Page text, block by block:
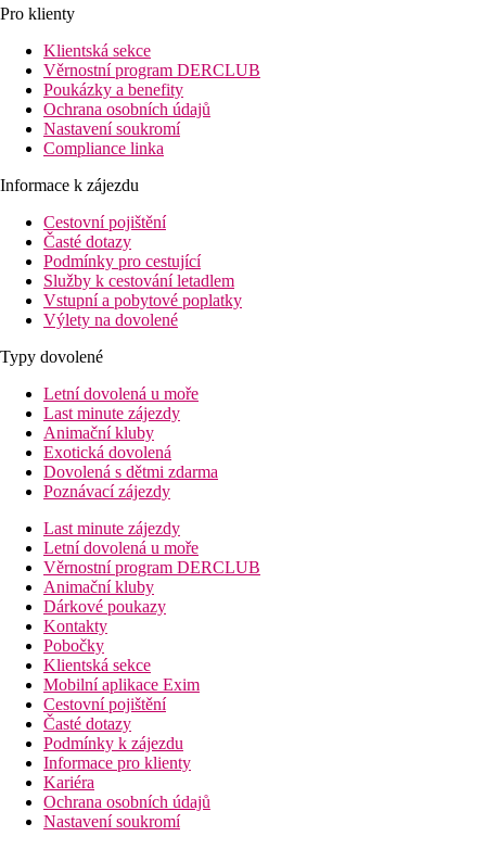
Pro klienty
Klientská sekce
Věrnostní program DERCLUB
Poukázky a benefity
Ochrana osobních údajů
Nastavení soukromí
Compliance linka
Informace k zájezdu
Cestovní pojištění
Časté dotazy
Podmínky pro cestující
Služby k cestování letadlem
Vstupní a pobytové poplatky
Výlety na dovolené
Typy dovolené
Letní dovolená u moře
Last minute zájezdy
Animační kluby
Exotická dovolená
Dovolená s dětmi zdarma
Poznávací zájezdy
Last minute zájezdy
Letní dovolená u moře
Věrnostní program DERCLUB
Animační kluby
Dárkové poukazy
Kontakty
Pobočky
Klientská sekce
Mobilní aplikace Exim
Cestovní pojištění
Časté dotazy
Podmínky k zájezdu
Informace pro klienty
Kariéra
Ochrana osobních údajů
Nastavení soukromí